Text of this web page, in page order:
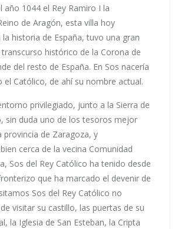
año 1044 el Rey Ramiro I la
de Aragón, esta villa hoy
historia de España, tuvo una gran
histórico de la Corona de
del resto de España. En Sos nacería
el Católico, de ahí su nombre actual.
privilegiado, junto a la Sierra de
sin duda uno de los tesoros mejor
provincia de Zaragoza, y
cerca de la vecina Comunidad
Sos del Rey Católico ha tenido desde
que ha marcado el devenir de
Sos del Rey Católico no
visitar su castillo, las puertas de su
la Iglesia de San Esteban, la Cripta